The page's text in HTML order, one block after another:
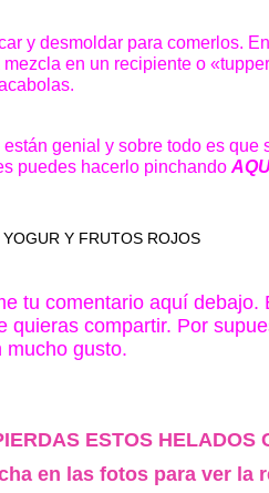
y desmoldar para comerlos.
en un recipiente o
genial y sobre todo es que
puedes hacerlo pinchando
tu comentario aquí debajo.
quieras compartir. Por
mucho gusto.
ESTOS HELADOS
en las fotos para ver la